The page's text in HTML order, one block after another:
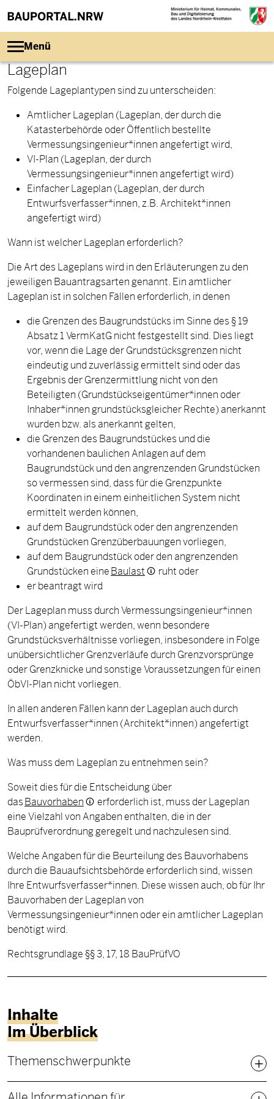
Menü
Lageplan
Folgende Lageplantypen sind zu unterscheiden:
Amtlicher Lageplan (Lageplan, der durch die
Katasterbehörde oder Öffentlich bestellte
Vermessungsingenieur*innen angefertigt wird,
VI-Plan (Lageplan, der durch
Vermessungsingenieur*innen angefertigt wird)
Einfacher Lageplan (Lageplan, der durch
Entwurfsverfasser*innen, z.B. Architekt*innen
angefertigt wird)
Wann ist welcher Lageplan erforderlich?
Die Art des Lageplans wird in den Erläuterungen zu den
jeweiligen Bauantragsarten genannt. Ein amtlicher
Lageplan ist in solchen Fällen erforderlich, in denen
die Grenzen des Baugrundstücks im Sinne des § 19
Absatz 1 VermKatG nicht festgestellt sind. Dies liegt
vor, wenn die Lage der Grundstücksgrenzen nicht
eindeutig und zuverlässig ermittelt sind oder das
Ergebnis der Grenzermittlung nicht von den
Beteiligten (Grundstückseigentümer*innen oder
Inhaber*innen grundstücksgleicher Rechte) anerkannt
wurden bzw. als anerkannt gelten,
die Grenzen des Baugrundstückes und die
vorhandenen baulichen Anlagen auf dem
Baugrundstück und den angrenzenden Grundstücken
so vermessen sind, dass für die Grenzpunkte
Koordinaten in einem einheitlichen System nicht
ermittelt werden können,
auf dem Baugrundstück oder den angrenzenden
Grundstücken Grenzüberbauungen vorliegen,
auf dem Baugrundstück oder den angrenzenden
Grundstücken eineBaulast
ruht oder
er beantragt wird
Der Lageplan muss durch Vermessungsingenieur*innen
(VI-Plan) angefertigt werden, wenn besondere
Grundstücksverhältnisse vorliegen, insbesondere in Folge
unübersichtlicher Grenzverläufe durch Grenzvorsprünge
oder Grenzknicke und sonstige Voraussetzungen für einen
ÖbVI-Plan nicht vorliegen.
In allen anderen Fällen kann der Lageplan auch durch
Entwurfsverfasser*innen (Architekt*innen) angefertigt
werden.
Was muss dem Lageplan zu entnehmen sein?
Soweit dies für die Entscheidung über
dasBauvorhaben
erforderlich ist, muss der Lageplan
eine Vielzahl von Angaben enthalten, die in der
Bauprüfverordnung geregelt und nachzulesen sind.
Welche Angaben für die Beurteilung des Bauvorhabens
durch die Bauaufsichtsbehörde erforderlich sind, wissen
Ihre Entwurfsverfasser*innen. Diese wissen auch, ob für Ihr
Bauvorhaben der Lageplan von
Vermessungsingenieur*innen oder ein amtlicher Lageplan
benötigt wird.
Rechtsgrundlage §§ 3, 17, 18 BauPrüfVO
Inhalte
Im Überblick
Fußbereich Sitemap
Themenschwerpunkte